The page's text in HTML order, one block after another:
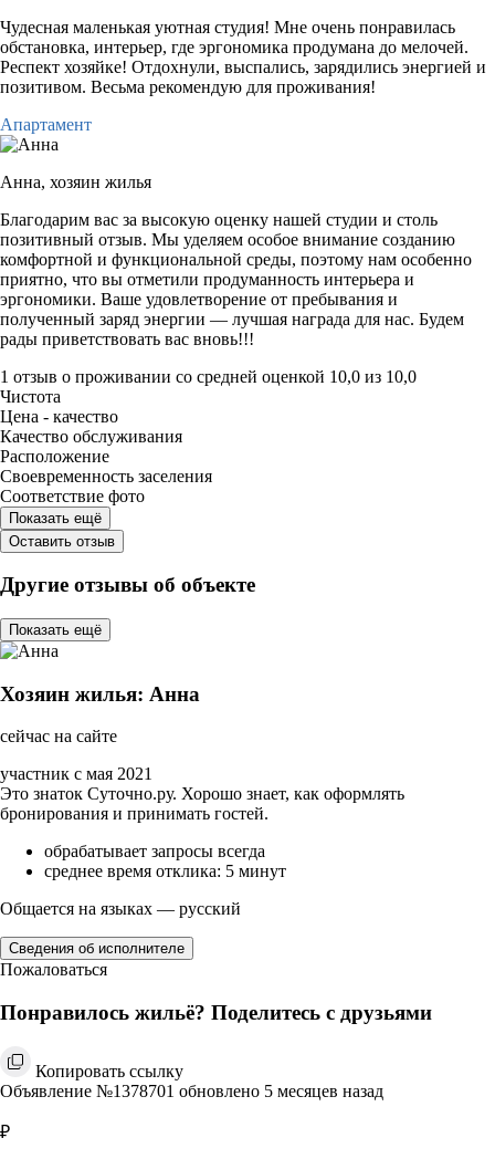
Чудесная маленькая уютная студия! Мне очень понравилась
обстановка, интерьер, где эргономика продумана до мелочей.
Респект хозяйке! Отдохнули, выспались, зарядились энергией и
позитивом. Весьма рекомендую для проживания!
Апартамент
Анна, хозяин жилья
Благодарим вас за высокую оценку нашей студии и столь
позитивный отзыв. Мы уделяем особое внимание созданию
комфортной и функциональной среды, поэтому нам особенно
приятно, что вы отметили продуманность интерьера и
эргономики. Ваше удовлетворение от пребывания и
полученный заряд энергии — лучшая награда для нас. Будем
рады приветствовать вас вновь!!!
1 отзыв о проживании со средней оценкой 10,0 из 10,0
Чистота
Цена - качество
Качество обслуживания
Расположение
Своевременность заселения
Соответствие фото
Показать ещё
Оставить отзыв
Другие отзывы об объекте
Показать ещё
Хозяин жилья: Анна
сейчас на сайте
участник с мая 2021
Это знаток Суточно.ру. Хорошо знает, как оформлять
бронирования и принимать гостей.
обрабатывает запросы всегда
среднее время отклика: 5 минут
Общается на языках — русский
Сведения об исполнителе
Пожаловаться
Понравилось жильё? Поделитесь с друзьями
Копировать ссылку
Объявление №1378701 обновлено 5 месяцев назад
₽